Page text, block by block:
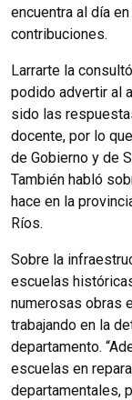
encuentra al día
contribuciones.
Larrarte la
podido advertir al
sido las
docente, por lo
de Gobierno y de
También habló
hace en la
Ríos.
Sobre la
escuelas
numerosas obras
trabajando en la
departamento.
escuelas en
departamentales,